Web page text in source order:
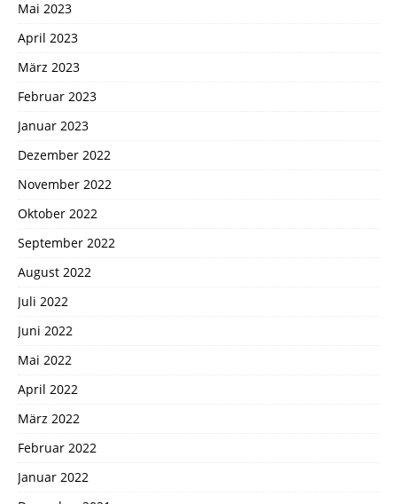
Mai 2023
April 2023
März 2023
Februar 2023
Januar 2023
Dezember 2022
November 2022
Oktober 2022
September 2022
August 2022
Juli 2022
Juni 2022
Mai 2022
April 2022
März 2022
Februar 2022
Januar 2022